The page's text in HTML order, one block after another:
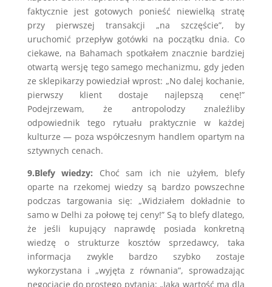
faktycznie jest gotowych ponieść niewielką stratę
przy pierwszej transakcji „na szczęście”, by
uruchomić przepływ gotówki na początku dnia. Co
ciekawe, na Bahamach spotkałem znacznie bardziej
otwartą wersję tego samego mechanizmu, gdy jeden
ze sklepikarzy powiedział wprost: „No dalej kochanie,
pierwszy klient dostaje najlepszą cenę!”
Podejrzewam, że antropolodzy znaleźliby
odpowiednik tego rytuału praktycznie w każdej
kulturze — poza współczesnym handlem opartym na
sztywnych cenach.
9.Blefy wiedzy: Choć sam ich nie użyłem, blefy
oparte na rzekomej wiedzy są bardzo powszechne
podczas targowania się: „Widziałem dokładnie to
samo w Delhi za połowę tej ceny!” Są to blefy dlatego,
że jeśli kupujący naprawdę posiada konkretną
wiedzę o strukturze kosztów sprzedawcy, taka
informacja zwykle bardzo szybko zostaje
wykorzystana i „wyjęta z równania”, sprowadzając
negocjacje do prostego pytania: „Jaką wartość ma dla